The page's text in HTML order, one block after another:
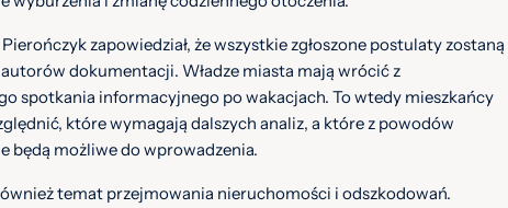
zapowiedział, że wszystkie zgłoszone postulaty zostaną
dokumentacji. Władze miasta mają wrócić z
spotkania informacyjnego po wakacjach. To wtedy mieszkańcy
które wymagają dalszych analiz, a które z powodów
będą możliwe do wprowadzenia.
temat przejmowania nieruchomości i odszkodowań.